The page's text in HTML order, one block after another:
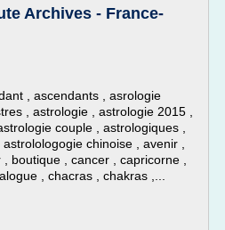
Archives - France-
, ascendants , asrologie
, astrologie , astrologie 2015 ,
couple , astrologiques ,
chinoise , avenir ,
boutique , cancer , capricorne ,
, chacras , chakras ,...